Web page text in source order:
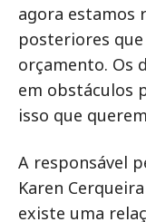
agora estamos
posteriores
orçamento. Os
em obstáculos
isso que
A responsável
Karen
existe uma